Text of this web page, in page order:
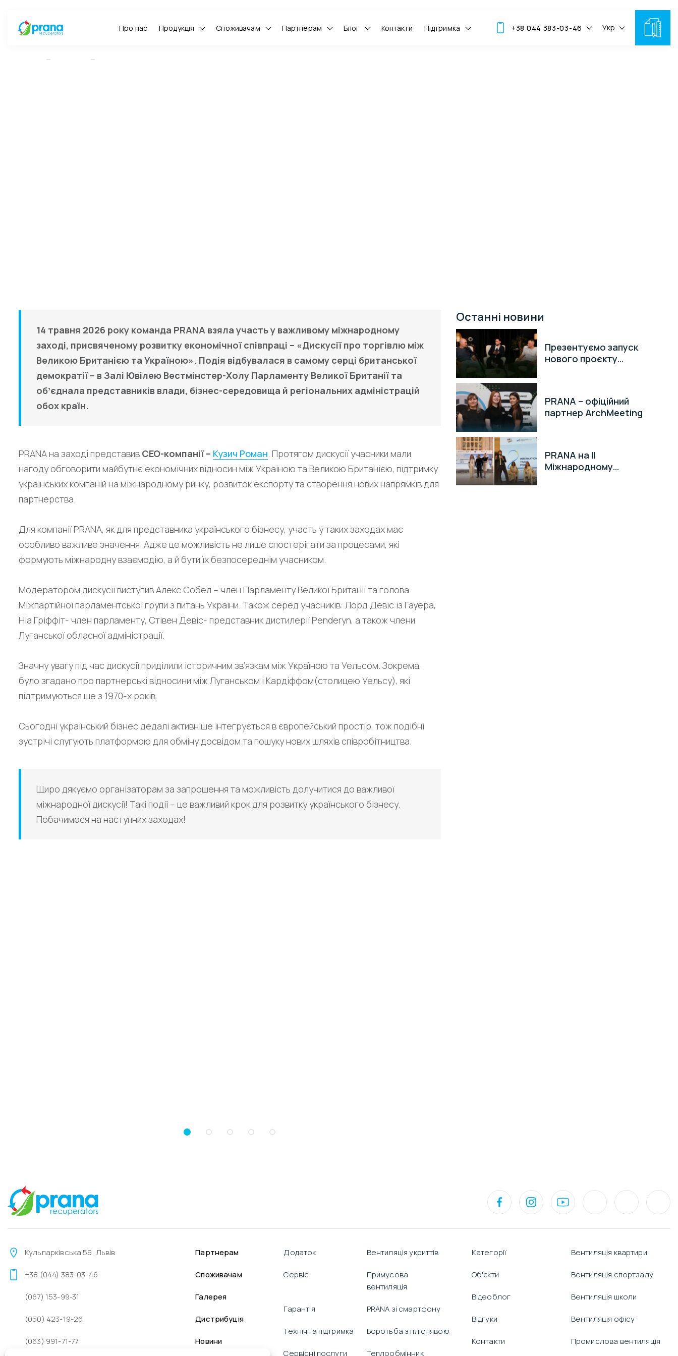
Про нас Продукція Споживачам Партнерам Блог Контакти Підтримка +38 044 383-03-46 Укр
14 травня 2026 року команда PRANA взяла участь у важливому міжнародному
заході, присвяченому розвитку економічної співпраці – «Дискусії про торгівлю між
Великою Британією та Україною». Подія відбувалася в самому серці британської
демократії – в Залі Ювілею Вестмінстер-Холу Парламенту Великої Британії та
обʼєднала представників влади, бізнес-середовища й регіональних адміністрацій
обох країн.
PRANA на заході представив СЕО-компанії – Кузич Роман. Протягом дискусії учасники мали
нагоду обговорити майбутнє економічних відносин між Україною та Великою Британією, підтримку
українських компаній на міжнародному ринку, розвиток експорту та створення нових напрямків для
партнерства.
Для компанії PRANA, як для представника українського бізнесу, участь у таких заходах має
особливо важливе значення. Адже це можливість не лише спостерігати за процесами, які
формують міжнародну взаємодію, а й бути їх безпосереднім учасником.
Модератором дискусії виступив Алекс Собел – член Парламенту Великої Британії та голова
Міжпартійної парламентської групи з питань України. Також серед учасників: Лорд Девіс із Гауера,
Ніа Гріффіт- член парламенту, Стівен Девіс- представник дистилерії Penderyn, а також члени
Луганської обласної адміністрації.
Значну увагу під час дискусії приділили історичним зв’язкам між Україною та Уельсом. Зокрема,
було згадано про партнерські відносини між Луганськом і Кардіффом(столицею Уельсу), які
підтримуються ще з 1970-х років.
Сьогодні український бізнес дедалі активніше інтегрується в європейський простір, тож подібні
зустрічі слугують платформою для обміну досвідом та пошуку нових шляхів співробітництва.
Щиро дякуємо організаторам за запрошення та можливість долучитися до важливої
міжнародної дискусії! Такі події – це важливий крок для розвитку українського бізнесу.
Побачимося на наступних заходах!
Останні новини
Презентуємо запуск
нового проєкту
PRANA – офіційний
партнер ArchMeeting
PRANA на II
Міжнародному
Кульпарківська 59, Львів
+38 (044) 383-03-46
(067) 153-99-31
(050) 423-19-26
(063) 991-71-77
Партнерам
Споживачам
Галерея
Дистрибуція
Новини
Додаток Вентиляція укриттів
Сервіс
Примусова
вентиляція
Гарантія PRANA зі смартфону
Технічна підтримка Боротьба з пліснявою
Сервісні послуги Теплообмінник
Категорії Вентиляція квартири
Об'єкти Вентиляція спортзалу
Відеоблог Вентиляція школи
Відгуки Вентиляція офісу
Контакти Промислова вентиляція